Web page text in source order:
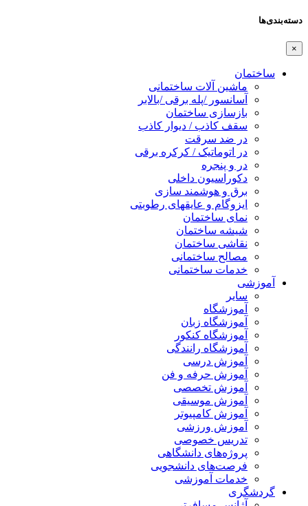
دسته‌بندی‌ها
×
ساختمان
ماشین آلات ساختمانی
آسانسور /پله برقی /بالابر
بازسازی ساختمان
سقف کاذب / دیوار کاذب
در ضد سرقت
در اتوماتیک / کرکره برقی
در و پنجره
دکوراسیون داخلی
برق و هوشمند سازی
ایزوگام و عایقهای رطوبتی
نمای ساختمان
شیشه ساختمان
نقاشی ساختمان
مصالح ساختمانی
خدمات ساختمانی
آموزشی
سایر
آموزشگاه
آموزشگاه زبان
آموزشگاه کنکور
آموزشگاه رانندگی
آموزش درسی
آموزش حرفه و فن
آموزش تخصصی
آموزش موسیقی
آموزش کامپیوتر
آموزش ورزشی
تدریس خصوصی
پروژه‌های دانشگاهی
فرصت‌های دانشجویی
خدمات آموزشی
گردشگری